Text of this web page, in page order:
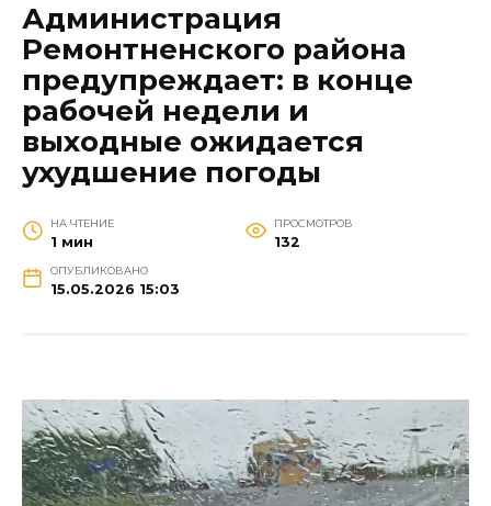
Администрация
Ремонтненского района
предупреждает: в конце
рабочей недели и
выходные ожидается
ухудшение погоды
НА ЧТЕНИЕ
1 мин
ПРОСМОТРОВ
132
ОПУБЛИКОВАНО
15.05.2026 15:03